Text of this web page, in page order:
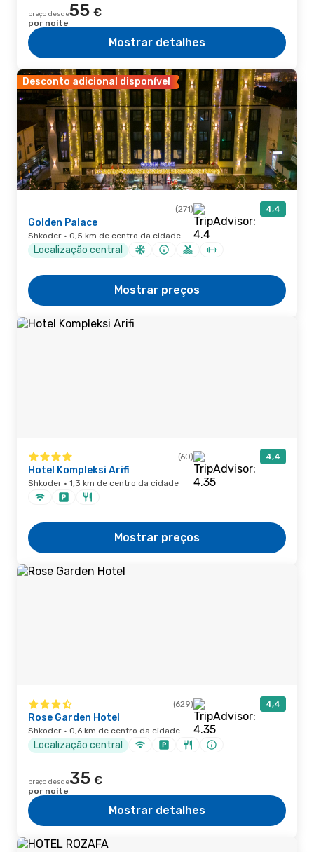
preço desde55 €
por noite
Mostrar detalhes
Desconto adicional disponível
(271) 4,4
Golden Palace
Shkoder · 0,5 km de centro da cidade
Localização central
Mostrar preços
(60) 4,4
Hotel Kompleksi Arifi
Shkoder · 1,3 km de centro da cidade
Mostrar preços
(629) 4,4
Rose Garden Hotel
Shkoder · 0,6 km de centro da cidade
Localização central
preço desde35 €
por noite
Mostrar detalhes